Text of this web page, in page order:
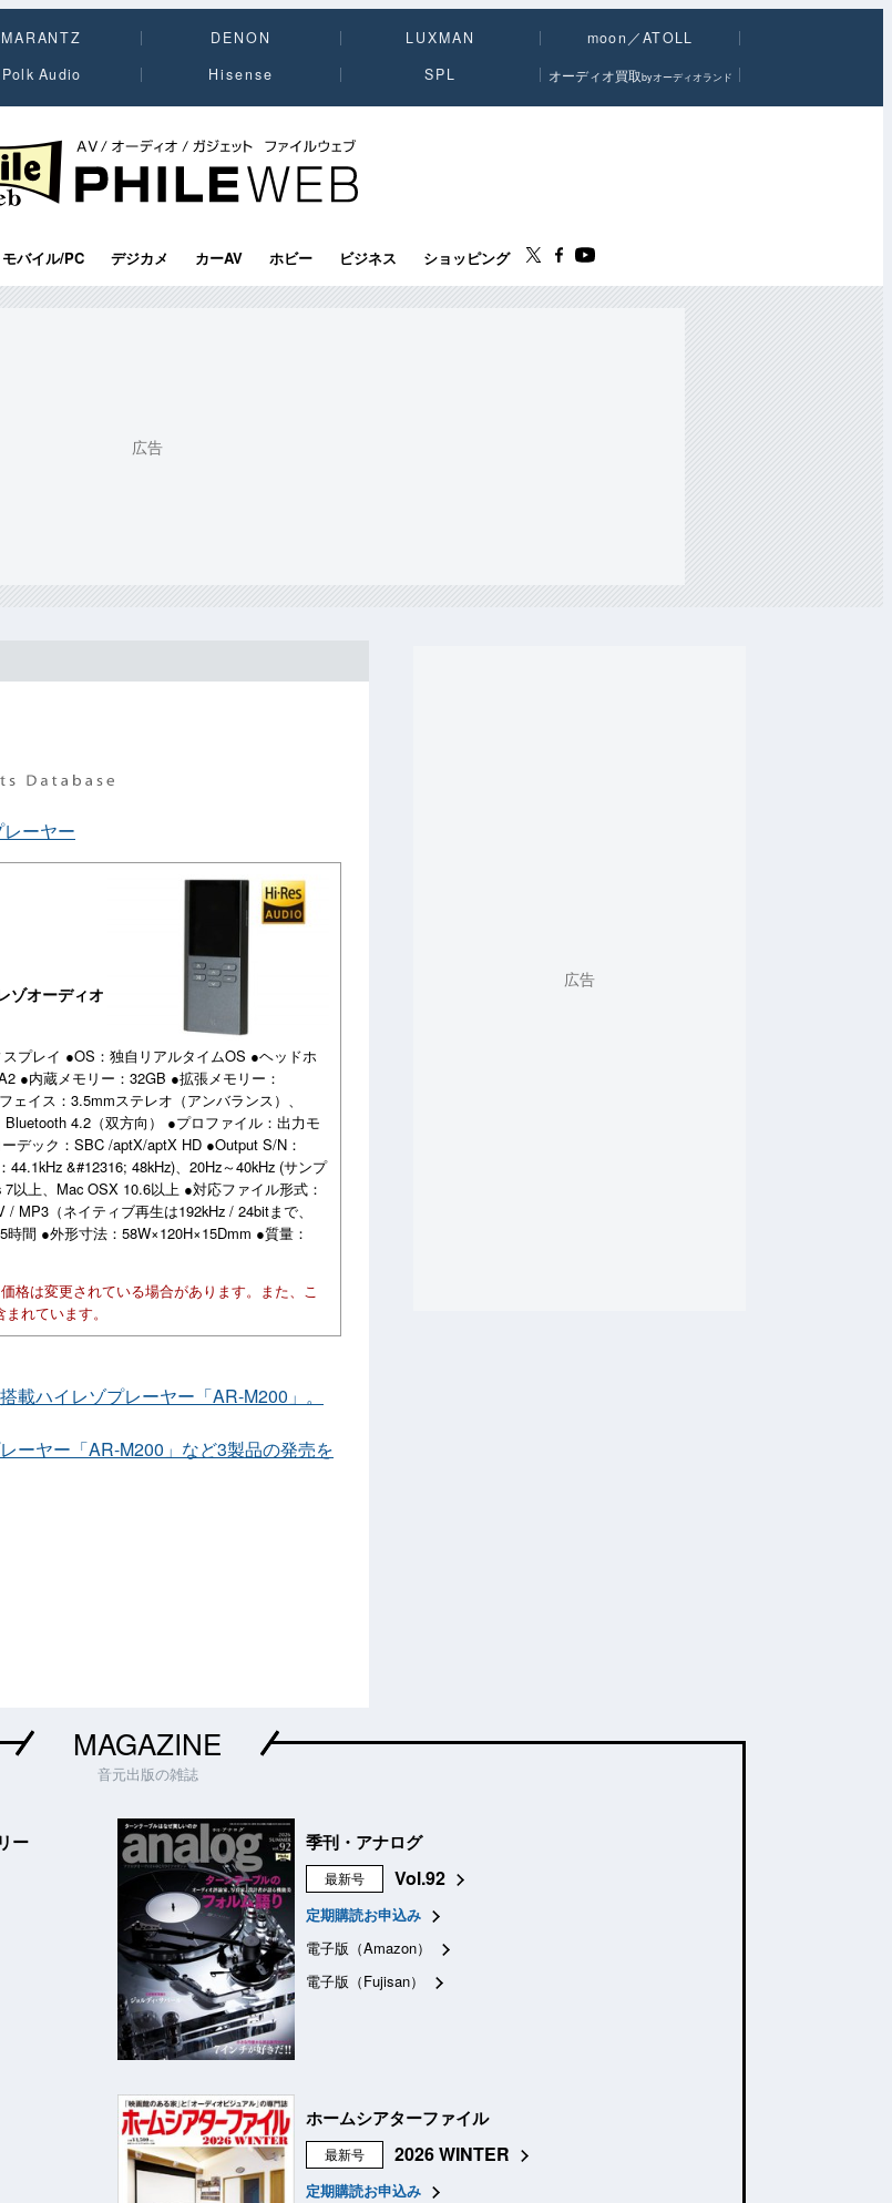
MARANTZ DENON LUXMAN
moon／ATOLL
Polk Audio Hisense SPL オーディオ買取byオーディオランド
｜AV/オーディオ/ガジェット
モバイル/PC デジカメ カーAV ホビー ビジネス ショッピング
ーヤー
ゾオーディオ
プレイ ●OS：独自リアルタイムOS ●ヘッドホ
●内蔵メモリー：32GB ●拡張メモリー：
イス：3.5mmステレオ（アンバランス）、
4.2（双方向） ●プロファイル：出力モ
デック：SBC /aptX/aptX HD ●Output S/N：
&#12316; 48kHz)、20Hz～40kHz (サンプ
以上、Mac OSX 10.6以上 ●対応ファイル形式：
MP3（ネイティブ再生は192kHz / 24bitまで、
間 ●外形寸法：58W×120H×15Dmm ●質量：
格は変更されている場合があります。また、こ
れています。
ハイレゾプレーヤー「AR-M200」。
ーヤー「AR-M200」など3製品の発売を
MAGAZINE
音元出版の雑誌
ー 季刊・アナログ
最新号 Vol.92
定期購読お申込み
電子版（Amazon）
電子版（Fujisan）
ホームシアターファイル
最新号 2026 WINTER
定期購読お申込み